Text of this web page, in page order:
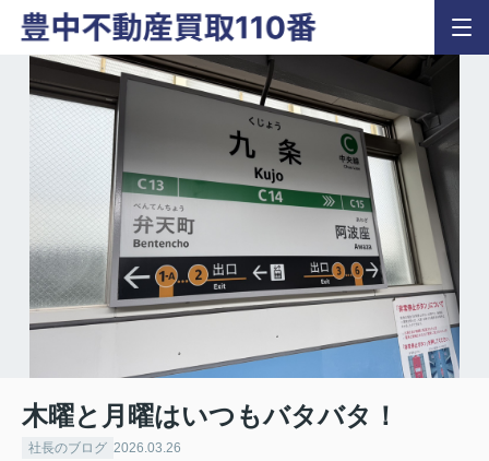
木曜と月曜はいつもバタバタ！
社長のブログ 2026.03.26